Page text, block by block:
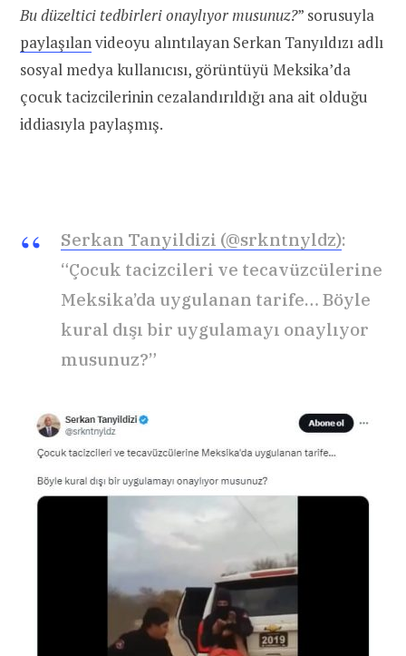
Bu düzeltici tedbirleri onaylıyor musunuz?” sorusuyla
paylaşılanvideoyu alıntılayan Serkan Tanyıldızı adlı
sosyal medya kullanıcısı, görüntüyü Meksika’da
çocuk tacizcilerinin cezalandırıldığı ana ait olduğu
iddiasıyla paylaşmış.
Serkan Tanyildizi (@srkntnyldz):
“Çocuk tacizcileri ve tecavüzcülerine
Meksika’da uygulanan tarife… Böyle
kural dışı bir uygulamayı onaylıyor
musunuz?”